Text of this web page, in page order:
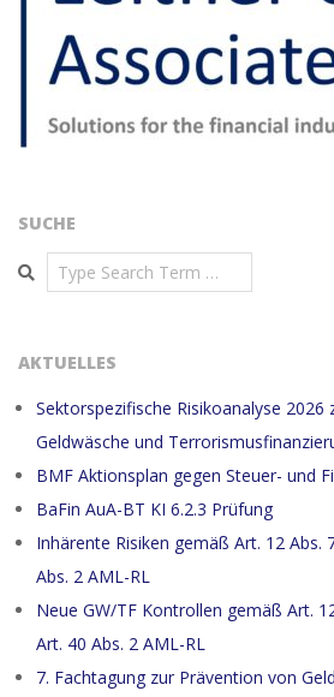
SUCHE
Search
AKTUELLES
Sektorspezifische Risikoanalyse
Geldwäsche und
BMF Aktionsplan gegen Steuer- und
BaFin AuA-BT KI 6.2.3 Prüfung
Inhärente Risiken gemäß Art. 12 Abs.
Abs. 2 AML-RL
Neue GW/TF Kontrollen gemäß Art.
Art. 40 Abs. 2 AML-RL
7. Fachtagung zur Prävention von